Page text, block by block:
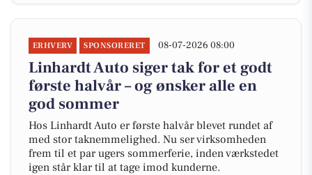
ERHVERV SPONSORERET 08-07-2026 08:00
Linhardt Auto siger tak for et godt
første halvår – og ønsker alle en
god sommer
Hos Linhardt Auto er første halvår blevet rundet af
med stor taknemmelighed. Nu ser virksomheden
frem til et par ugers sommerferie, inden værkstedet
igen står klar til at tage imod kunderne.